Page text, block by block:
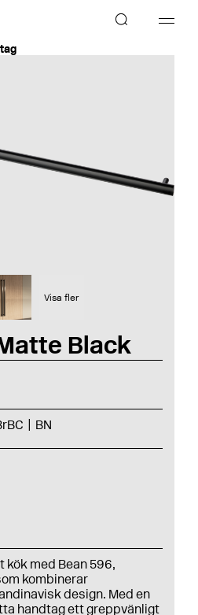
Black
BN
med Bean 596,
kombinerar
design. Med en
handtag ett greppvänligt
Visa fler